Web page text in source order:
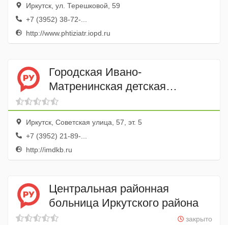
Иркутск, ул. Терешковой, 59
+7 (3952) 38-72-...
http://www.phtiziatr.iopd.ru
Городская Ивано-
Матренинская детская
клиническая больница,
Реанимационное отделение
Иркутск, Советская улица, 57, эт. 5
+7 (3952) 21-89-...
http://imdkb.ru
Центральная районная
больница Иркутского района
закрыто